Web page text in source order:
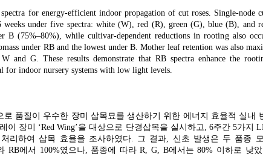
for energy-efficient indoor propagation of cut roses. Single-node
under five spectra: white (W), red (R), green (G), blue (B), and
B (75%–80%), while cultivar-dependent reductions in rooting also
under RB and the lowest under B. Mother leaf retention was also
and G. These results demonstrate that RB spectra enhance the
for indoor nursery systems with low light levels.
로 품질이 우수한 장미 삽목묘를 생산하기 위한 에너지 효율적 실내
레이 장미 ‘Red Wing’을 대상으로 단경삽목을 실시하고, 6주간 5가
리하여 삽목 효율을 조사하였다. 그 결과, 신초 발생은 두 품종
RB에서 100%였으나, 품종에 따라 R, G, B에서는 80% 이하로 낮